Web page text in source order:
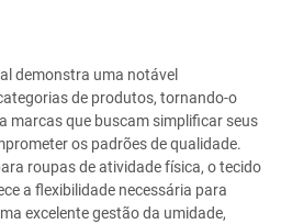
demonstra uma notável
de produtos, tornando-o
marcas que buscam simplificar seus
os padrões de qualidade.
roupas de atividade física, o tecido
a flexibilidade necessária para
excelente gestão da umidade,